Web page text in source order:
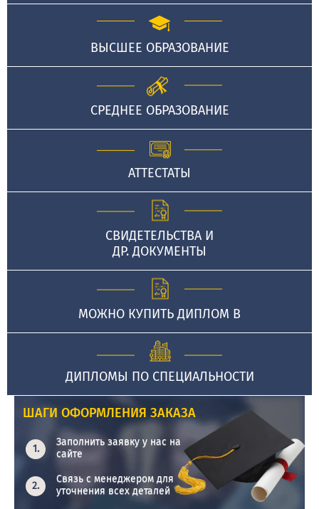
ВЫСШЕЕ ОБРАЗОВАНИЕ
СРЕДНЕЕ ОБРАЗОВАНИЕ
АТТЕСТАТЫ
СВИДЕТЕЛЬСТВА И
ДР. ДОКУМЕНТЫ
МОЖНО КУПИТЬ ДИПЛОМ В
ДИПЛОМЫ ПО СПЕЦИАЛЬНОСТИ
ШАГИ ОФОРМЛЕНИЯ ЗАКАЗА
Заполнить заявку у нас на
сайте
Связь с менеджером для
уточнения всех деталей